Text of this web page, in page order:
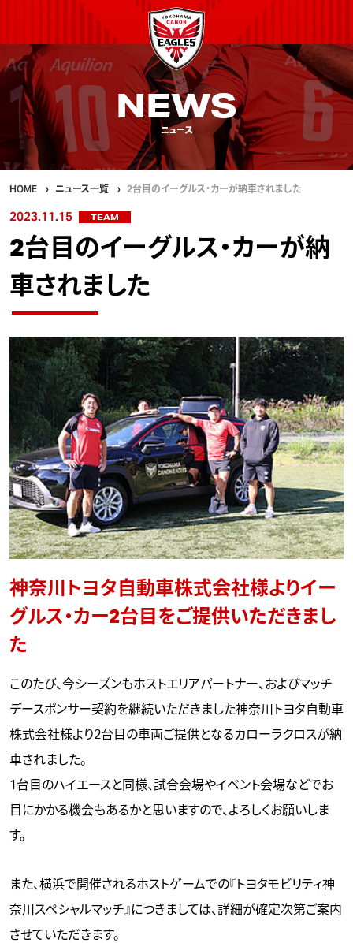
NEWS
ニュース
HOME ニュース一覧 2台目のイーグルス・カーが納車されました
2023.11.15 TEAM
2台目のイーグルス・カーが納
車されました
神奈川トヨタ自動車株式会社様よりイー
グルス・カー2台目をご提供いただきまし
た
このたび、今シーズンもホストエリアパートナー、およびマッチ
デースポンサー契約を継続いただきました神奈川トヨタ自動車
株式会社様より2台目の車両ご提供となるカローラクロスが納
車されました。
1台目のハイエースと同様、試合会場やイベント会場などでお
目にかかる機会もあるかと思いますので、よろしくお願いしま
す。
また、横浜で開催されるホストゲームでの『トヨタモビリティ神
奈川スペシャルマッチ』につきましては、詳細が確定次第ご案内
させていただきます。